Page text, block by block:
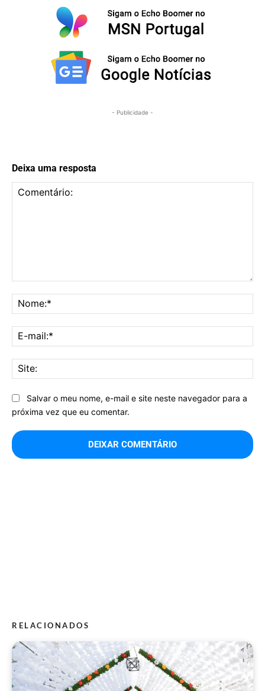
- Publicidade -
Deixa uma resposta
Salvar o meu nome, e-mail e site neste navegador para a
próxima vez que eu comentar.
RELACIONADOS